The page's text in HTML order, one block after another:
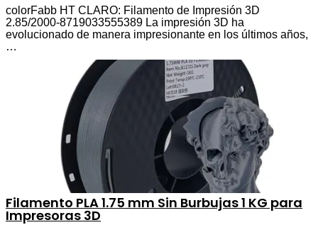
colorFabb HT CLARO: Filamento de Impresión 3D
2.85/2000-8719033555389 La impresión 3D ha
evolucionado de manera impresionante en los últimos años,
…
Filamento PLA 1.75 mm Sin Burbujas 1 KG para
Impresoras 3D